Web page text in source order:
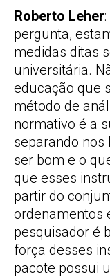
Roberto Leher
pergunta,
medidas ditas
universitária.
educação que
método de
normativo é a
separando nos
ser bom e o
que esses
partir do
ordenamentos
pesquisador é
força desses
pacote possui